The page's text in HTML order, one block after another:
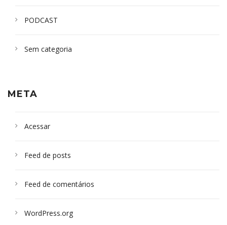
PODCAST
Sem categoria
META
Acessar
Feed de posts
Feed de comentários
WordPress.org